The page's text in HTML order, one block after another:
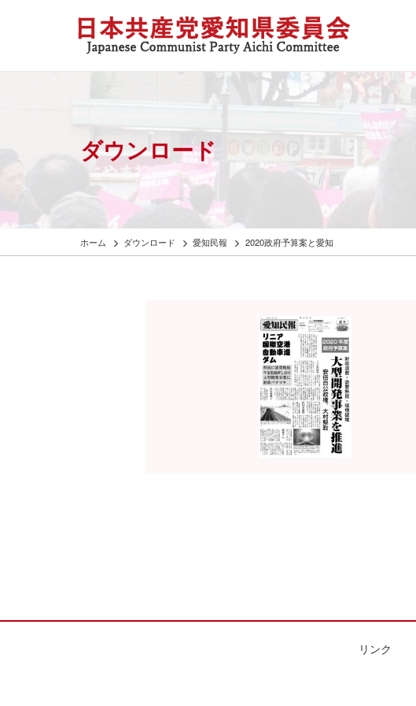
ダウンロード
ホーム ダウンロード 愛知民報 2020政府予算案と愛知
リンク